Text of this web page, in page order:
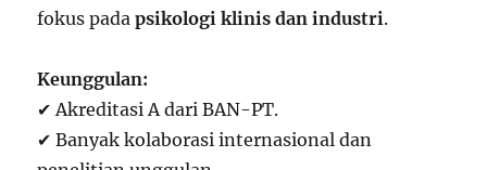
fokus padapsikologi klinis dan industri.
Keunggulan:
✔ Akreditasi A dari BAN-PT.
✔ Banyak kolaborasi internasional dan